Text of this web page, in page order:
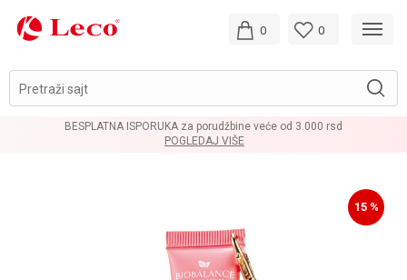
Pretraži sajt
0 0
BESPLATNA ISPORUKA za porudžbine veće od 3.000 rsd
POGLEDAJ VIŠE
15 %